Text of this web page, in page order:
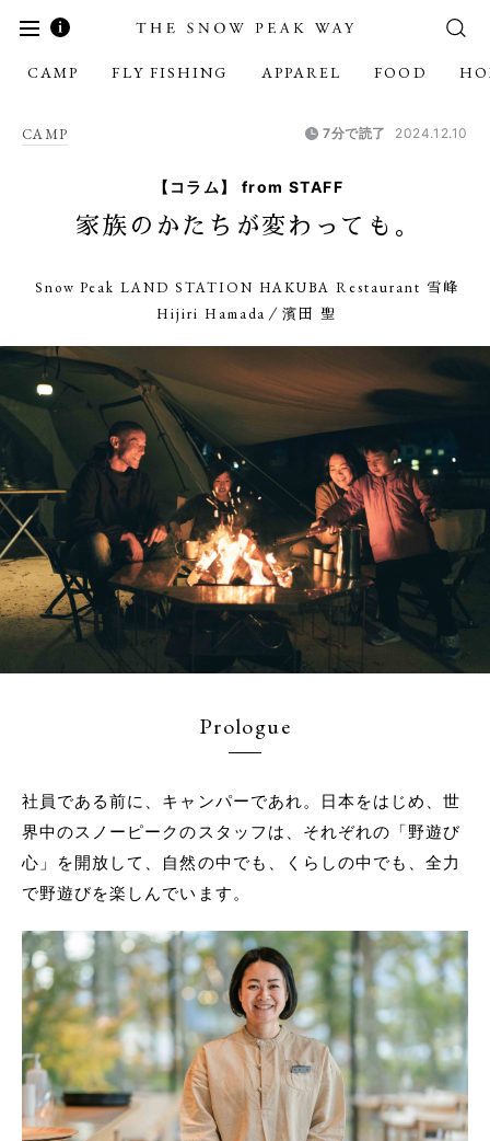
CAMP FLY FISHING APPAREL FOOD
CAMP 7分で読了 2024.12.10
【コラム】 from STAFF
家族のかたちが変わっても。
Snow Peak LAND STATION HAKUBA Restaurant 雪峰
Hijiri Hamada／濱田 聖
Prologue
社員である前に、キャンパーであれ。日本をはじめ、世
界中のスノーピークのスタッフは、それぞれの「野遊び
心」を開放して、自然の中でも、くらしの中でも、全力
で野遊びを楽しんでいます。